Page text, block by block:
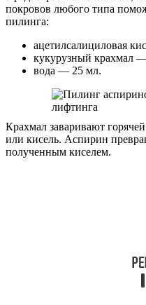
покровов любого типа
пилинга:
ацетилсалициловая
кукурузный крахмал
вода — 25 мл.
Крахмал заваривают
или кисель. Аспирин
полученным киселем.